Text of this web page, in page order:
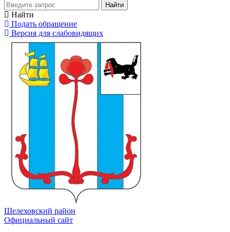
Найти
Найти
Подать обращение
Версия для слабовидящих
Шелеховский район
Официальный сайт